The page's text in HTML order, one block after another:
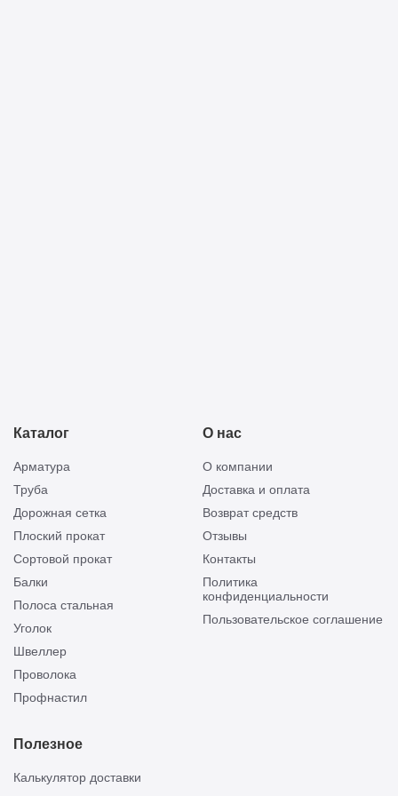
Каталог
Арматура
Труба
Дорожная сетка
Плоский прокат
Сортовой прокат
Балки
Полоса стальная
Уголок
Швеллер
Проволока
Профнастил
О нас
О компании
Доставка и оплата
Возврат средств
Отзывы
Контакты
Политика
конфиденциальности
Пользовательское соглашение
Полезное
Калькулятор доставки